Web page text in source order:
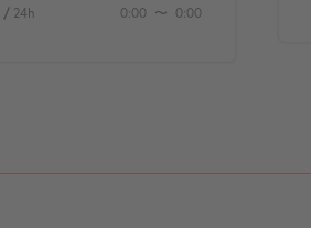
/ 24h 0:00 〜 0:00